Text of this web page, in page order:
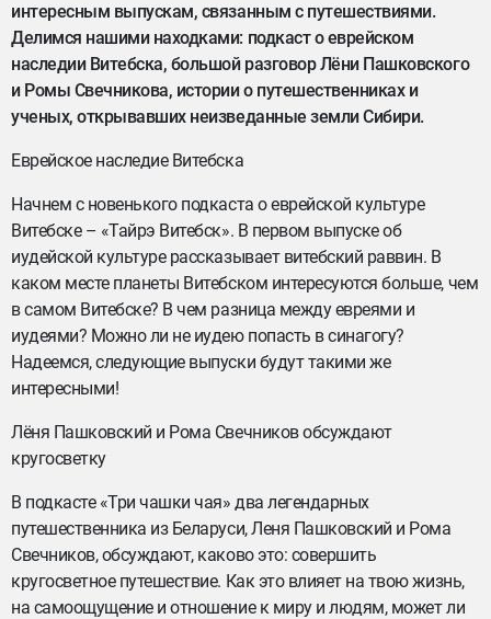
интересным выпускам, связанным с путешествиями.
Делимся нашими находками: подкаст о еврейском
наследии Витебска, большой разговор Лёни Пашковского
и Ромы Свечникова, истории о путешественниках и
ученых, открывавших неизведанные земли Сибири.
Еврейское наследие Витебска
Начнем с новенького подкаста о еврейской культуре
Витебске – «Тайрэ Витебск». В первом выпуске об
иудейской культуре рассказывает витебский раввин. В
каком месте планеты Витебском интересуются больше, чем
в самом Витебске? В чем разница между евреями и
иудеями? Можно ли не иудею попасть в синагогу?
Надеемся, следующие выпуски будут такими же
интересными!
Лёня Пашковский и Рома Свечников обсуждают
кругосветку
В подкасте «Три чашки чая» два легендарных
путешественника из Беларуси, Леня Пашковский и Рома
Свечников, обсуждают, каково это: совершить
кругосветное путешествие. Как это влияет на твою жизнь,
на самоощущение и отношение к миру и людям, может ли